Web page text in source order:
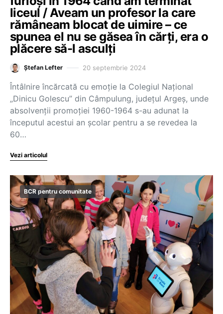
liceul / Aveam un profesor la care
rămâneam blocat de uimire – ce
spunea el nu se găsea în cărți, era o
plăcere să-l asculți
Ștefan Lefter 20 septembrie 2024
Întâlnire încărcată cu emoție la Colegiul Național
„Dinicu Golescu” din Câmpulung, județul Argeș, unde
absolvenții promoției 1960-1964 s-au adunat la
începutul acestui an școlar pentru a se revedea la
60…
Vezi articolul
BCR pentru comunitate